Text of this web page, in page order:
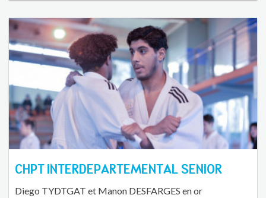
CHPT INTERDEPARTEMENTAL SENIOR
Diego TYDTGAT et Manon DESFARGES en or